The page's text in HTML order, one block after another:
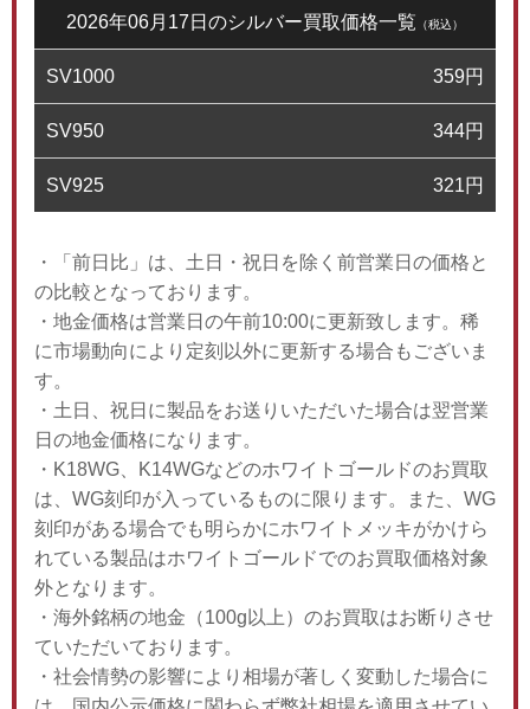
2026年06月17日のシルバー買取価格一覧 （税込）
SV1000 359円
SV950 344円
SV925 321円
・「前日比」は、土日・祝日を除く前営業日の価格と
の比較となっております。
・地金価格は営業日の午前10:00に更新致します。稀
に市場動向により定刻以外に更新する場合もございま
す。
・土日、祝日に製品をお送りいただいた場合は翌営業
日の地金価格になります。
・K18WG、K14WGなどのホワイトゴールドのお買取
は、WG刻印が入っているものに限ります。また、WG
刻印がある場合でも明らかにホワイトメッキがかけら
れている製品はホワイトゴールドでのお買取価格対象
外となります。
・海外銘柄の地金（100g以上）のお買取はお断りさせ
ていただいております。
・社会情勢の影響により相場が著しく変動した場合に